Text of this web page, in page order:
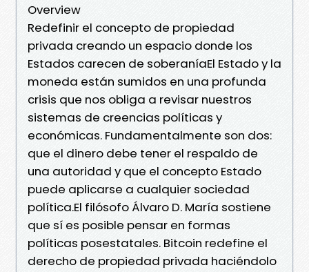
Overview
Redefinir el concepto de propiedad
privada creando un espacio donde los
Estados carecen de soberaníaEl Estado y la
moneda están sumidos en una profunda
crisis que nos obliga a revisar nuestros
sistemas de creencias políticas y
económicas. Fundamentalmente son dos:
que el dinero debe tener el respaldo de
una autoridad y que el concepto Estado
puede aplicarse a cualquier sociedad
política.El filósofo Álvaro D. María sostiene
que sí es posible pensar en formas
políticas posestatales. Bitcoin redefine el
derecho de propiedad privada haciéndolo